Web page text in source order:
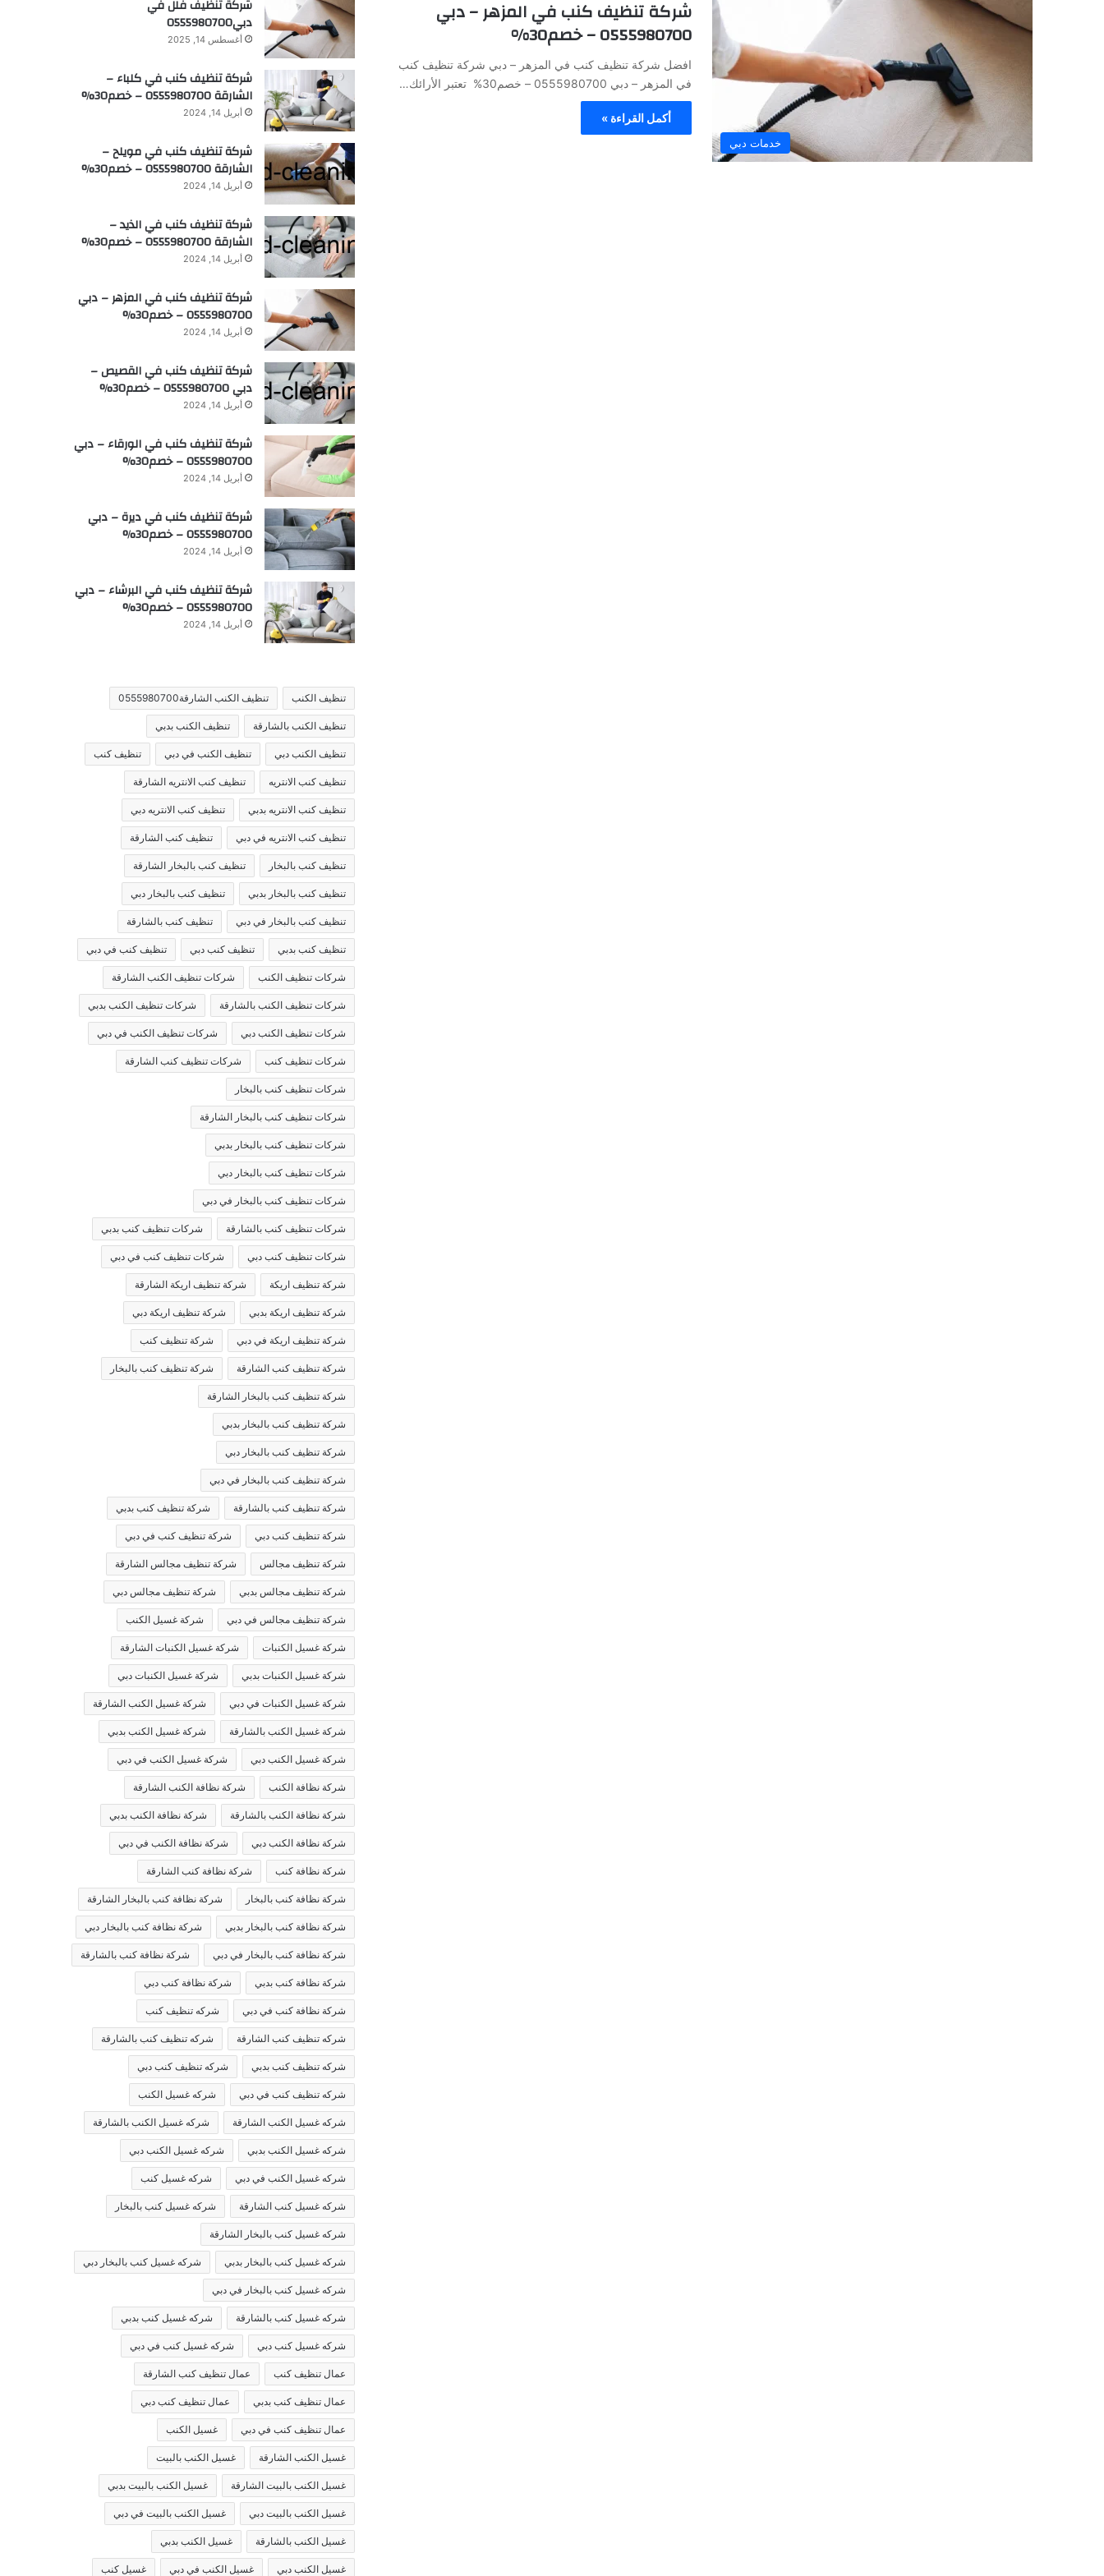
خدمات دبي
شركة تنظيف كنب في المزهر – دبي
0555980700 – خصم30%
افضل شركة تنظيف كنب في المزهر – دبي شركة تنظيف كنب
في المزهر – دبي 0555980700 – خصم30% تعتبر الأرائك…
أكمل القراءة »
شركة تنظيف فلل في
دبي0555980700
أغسطس 14, 2025
شركة تنظيف كنب في كلباء –
الشارقة 0555980700 – خصم30%
أبريل 14, 2024
شركة تنظيف كنب في مويلح –
الشارقة 0555980700 – خصم30%
أبريل 14, 2024
شركة تنظيف كنب في الذيد –
الشارقة 0555980700 – خصم30%
أبريل 14, 2024
شركة تنظيف كنب في المزهر – دبي
0555980700 – خصم30%
أبريل 14, 2024
شركة تنظيف كنب في القصيص –
دبي 0555980700 – خصم30%
أبريل 14, 2024
شركة تنظيف كنب في الورقاء – دبي
0555980700 – خصم30%
أبريل 14, 2024
شركة تنظيف كنب في ديرة – دبي
0555980700 – خصم30%
أبريل 14, 2024
شركة تنظيف كنب في البرشاء – دبي
0555980700 – خصم30%
أبريل 14, 2024
تنظيف الكنب تنظيف الكنب الشارقة0555980700
تنظيف الكنب بالشارقة تنظيف الكنب بدبي
تنظيف الكنب دبي تنظيف الكنب في دبي تنظيف كنب
تنظيف كنب الانتريه تنظيف كنب الانتريه الشارقة
تنظيف كنب الانتريه بدبي تنظيف كنب الانتريه دبي
تنظيف كنب الانتريه في دبي تنظيف كنب الشارقة
تنظيف كنب بالبخار تنظيف كنب بالبخار الشارقة
تنظيف كنب بالبخار بدبي تنظيف كنب بالبخار دبي
تنظيف كنب بالبخار في دبي تنظيف كنب بالشارقة
تنظيف كنب بدبي تنظيف كنب دبي تنظيف كنب في دبي
شركات تنظيف الكنب شركات تنظيف الكنب الشارقة
شركات تنظيف الكنب بالشارقة شركات تنظيف الكنب بدبي
شركات تنظيف الكنب دبي شركات تنظيف الكنب في دبي
شركات تنظيف كنب شركات تنظيف كنب الشارقة
شركات تنظيف كنب بالبخار
شركات تنظيف كنب بالبخار الشارقة
شركات تنظيف كنب بالبخار بدبي
شركات تنظيف كنب بالبخار دبي
شركات تنظيف كنب بالبخار في دبي
شركات تنظيف كنب بالشارقة شركات تنظيف كنب بدبي
شركات تنظيف كنب دبي شركات تنظيف كنب في دبي
شركة تنظيف اريكة شركة تنظيف اريكة الشارقة
شركة تنظيف اريكة بدبي شركة تنظيف اريكة دبي
شركة تنظيف اريكة في دبي شركة تنظيف كنب
شركة تنظيف كنب الشارقة شركة تنظيف كنب بالبخار
شركة تنظيف كنب بالبخار الشارقة
شركة تنظيف كنب بالبخار بدبي
شركة تنظيف كنب بالبخار دبي
شركة تنظيف كنب بالبخار في دبي
شركة تنظيف كنب بالشارقة شركة تنظيف كنب بدبي
شركة تنظيف كنب دبي شركة تنظيف كنب في دبي
شركة تنظيف مجالس شركة تنظيف مجالس الشارقة
شركة تنظيف مجالس بدبي شركة تنظيف مجالس دبي
شركة تنظيف مجالس في دبي شركة غسيل الكنب
شركة غسيل الكنبات شركة غسيل الكنبات الشارقة
شركة غسيل الكنبات بدبي شركة غسيل الكنبات دبي
شركة غسيل الكنبات في دبي شركة غسيل الكنب الشارقة
شركة غسيل الكنب بالشارقة شركة غسيل الكنب بدبي
شركة غسيل الكنب دبي شركة غسيل الكنب في دبي
شركة نظافة الكنب شركة نظافة الكنب الشارقة
شركة نظافة الكنب بالشارقة شركة نظافة الكنب بدبي
شركة نظافة الكنب دبي شركة نظافة الكنب في دبي
شركة نظافة كنب شركة نظافة كنب الشارقة
شركة نظافة كنب بالبخار شركة نظافة كنب بالبخار الشارقة
شركة نظافة كنب بالبخار بدبي شركة نظافة كنب بالبخار دبي
شركة نظافة كنب بالبخار في دبي شركة نظافة كنب بالشارقة
شركة نظافة كنب بدبي شركة نظافة كنب دبي
شركة نظافة كنب في دبي شركه تنظيف كنب
شركه تنظيف كنب الشارقة شركه تنظيف كنب بالشارقة
شركه تنظيف كنب بدبي شركه تنظيف كنب دبي
شركه تنظيف كنب في دبي شركه غسيل الكنب
شركه غسيل الكنب الشارقة شركه غسيل الكنب بالشارقة
شركه غسيل الكنب بدبي شركه غسيل الكنب دبي
شركه غسيل الكنب في دبي شركه غسيل كنب
شركه غسيل كنب الشارقة شركه غسيل كنب بالبخار
شركه غسيل كنب بالبخار الشارقة
شركه غسيل كنب بالبخار بدبي شركه غسيل كنب بالبخار دبي
شركه غسيل كنب بالبخار في دبي
شركه غسيل كنب بالشارقة شركه غسيل كنب بدبي
شركه غسيل كنب دبي شركه غسيل كنب في دبي
عمال تنظيف كنب عمال تنظيف كنب الشارقة
عمال تنظيف كنب بدبي عمال تنظيف كنب دبي
عمال تنظيف كنب في دبي غسيل الكنب
غسيل الكنب الشارقة غسيل الكنب بالبيت
غسيل الكنب بالبيت الشارقة غسيل الكنب بالبيت بدبي
غسيل الكنب بالبيت دبي غسيل الكنب بالبيت في دبي
غسيل الكنب بالشارقة غسيل الكنب بدبي
غسيل الكنب دبي غسيل الكنب في دبي غسيل كنب